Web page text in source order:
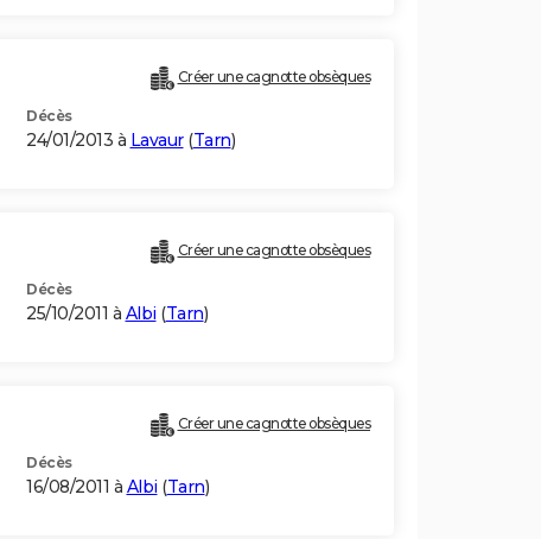
Créer une cagnotte obsèques
Décès
24/01/2013 à Lavaur(Tarn)
Créer une cagnotte obsèques
Décès
25/10/2011 à Albi (Tarn)
Créer une cagnotte obsèques
Décès
16/08/2011 à Albi (Tarn)